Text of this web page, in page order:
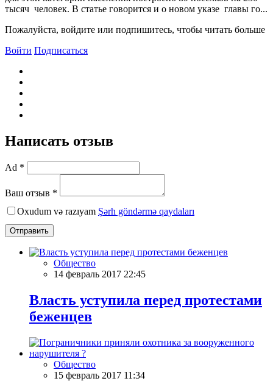
тысяч человек. В статье говорится и о новом указе главы го...
Пожалуйста, войдите или подпишитесь, чтобы читать больше
Войти Подписаться
Написать отзыв
Ad *
Ваш отзыв *
Oxudum və razıyam Şərh göndərmə qaydaları
Отправить
Общество
14 февраль 2017 22:45
Власть уступила перед протестами
беженцев
Общество
15 февраль 2017 11:34